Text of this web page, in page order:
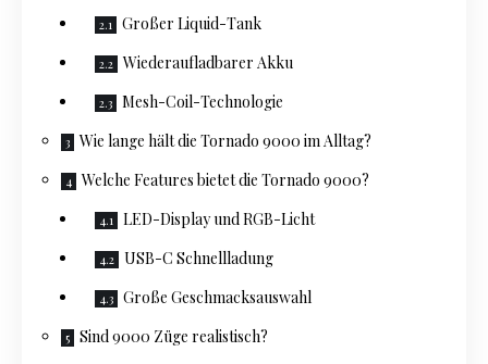
Großer Liquid-Tank
Wiederaufladbarer Akku
Mesh-Coil-Technologie
Wie lange hält die Tornado 9000 im Alltag?
Welche Features bietet die Tornado 9000?
LED-Display und RGB-Licht
USB-C Schnellladung
Große Geschmacksauswahl
Sind 9000 Züge realistisch?